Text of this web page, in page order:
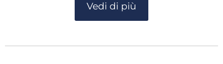
Vedi di più